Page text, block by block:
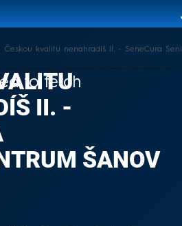
Českou kvalitu nenahradíš II. - SeneCura
to fetch
II. -
ŠANOV